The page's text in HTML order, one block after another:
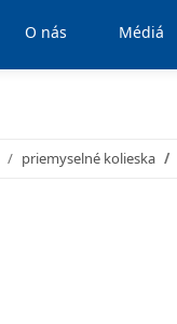
O nás Médiá
priemyselné kolieska